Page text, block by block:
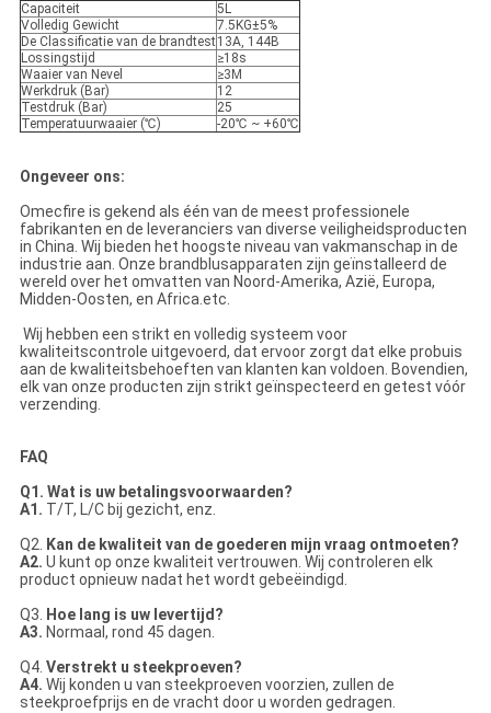
Capaciteit
5L
Volledig Gewicht
7.5KG±5%
De Classificatie van de brandtest13A, 144B
Lossingstijd
≥18s
Waaier van Nevel
≥3M
Werkdruk (Bar)
12
Testdruk (Bar)
25
Temperatuurwaaier (℃)
-20℃ ~ +60℃
Ongeveer ons:
Omecfire is gekend als één van de meest professionele
fabrikanten en de leveranciers van diverse veiligheidsproducten
in China. Wij bieden het hoogste niveau van vakmanschap in de
industrie aan. Onze brandblusapparaten zijn geïnstalleerd de
wereld over het omvatten van Noord-Amerika, Azië, Europa,
Midden-Oosten, en Africa.etc.
Wij hebben een strikt en volledig systeem voor
kwaliteitscontrole uitgevoerd, dat ervoor zorgt dat elke probuis
aan de kwaliteitsbehoeften van klanten kan voldoen. Bovendien,
elk van onze producten zijn strikt geïnspecteerd en getest vóór
verzending.
FAQ
Q1. Wat is uw betalingsvoorwaarden?
A1. T/T, L/C bij gezicht, enz.
Q2. Kan de kwaliteit van de goederen mijn vraag ontmoeten?
A2. U kunt op onze kwaliteit vertrouwen. Wij controleren elk
product opnieuw nadat het wordt gebeëindigd.
Q3. Hoe lang is uw levertijd?
A3. Normaal, rond 45 dagen.
Q4. Verstrekt u steekproeven?
A4. Wij konden u van steekproeven voorzien, zullen de
steekproefprijs en de vracht door u worden gedragen.